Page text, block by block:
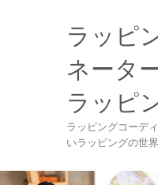
ラッピ
ネータ
ラッピ
ラッピングコーデ
いラッピングの世